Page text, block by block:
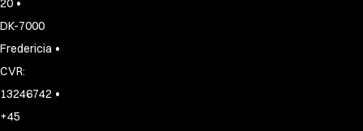
20
DK-7000
Fredericia •
CVR:
13246742 •
+45